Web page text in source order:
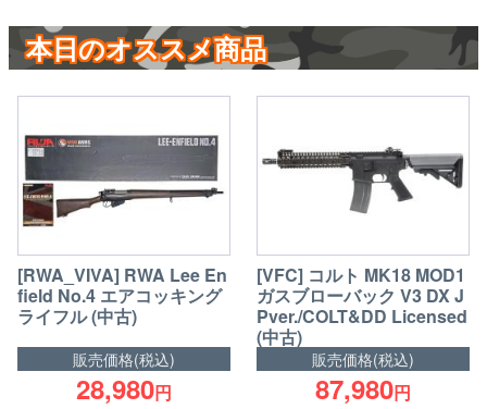
本日のオススメ商品
[RWA_VIVA] RWA Lee En
field No.4 エアコッキング
ライフル (中古)
販売価格(税込)
28,980円
[VFC] コルト MK18 MOD1
ガスブローバック V3 DX J
Pver./COLT&DD Licensed
(中古)
販売価格(税込)
87,980円